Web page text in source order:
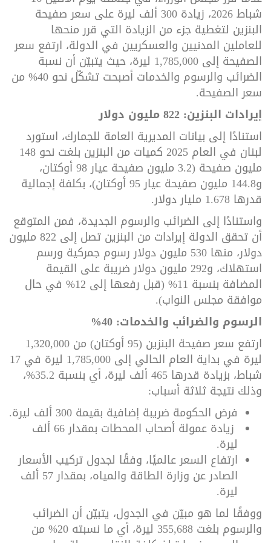
شباط 2026، زيادة 300 ألف ليرة على سعر صفيحة
البنزين لتغطية جزء من الزيادة التي قرر منحها
للعاملين المدنيين والعسكريين في الدولة، ارتفع سعر
الصفيحة إلى 1,785,000 ليرة، حيث يتبيّن أن نسبة
الضرائب والرسوم والخدمات أصبحت تشكّل نحو 40% من
سعر الصفيحة.
إيرادات البنزين: 822 مليون دولار
استنادًا إلى بيانات المديرية العامة للجمارك، استورد
لبنان في العام 2025 كميات من البنزين بلغت نحو 148
مليون صفيحة (3.2 مليون صفيحة عيار 98 أوكتان،
و144.8 مليون صفيحة عيار 95 أوكتان)، بكلفة إجمالية
قدرها 1.678 مليار دولار
.
واستنادًا إلى الضرائب والرسوم الجديدة، فمن المتوقع
أن تحقق الدولة إيرادات من البنزين تصل إلى 822 مليون
دولار، منها 530 مليون دولار رسوم جمركية ورسم
استهلاك، و292 مليون دولار ضريبة على القيمة
المضافة بنسبة 11% (قبل رفعها إلى 12% في حال
موافقة مجلس النواب).
الرسوم والضرائب والخدمات: 40%
ارتفع سعر صفيحة البنزين (95 أوكتان) من 1,320,000
ليرة في بداية العام الحالي إلى 1,785,000 ليرة في 17
شباط، بزيادة قدرها 465 ألف ليرة، أي بنسبة 35.2%،
وذلك نتيجة ثلاثة أسباب:
فرض الحكومة ضريبة إضافية بقيمة 300 ألف ليرة
.
زيادة عمولة أصحاب المحطات بمقدار 66 ألف
ليرة.
ارتفاع السعر عالميًا، وفقًا لجدول تركيب الأسعار
الصادر عن وزارة الطاقة والمياه، بمقدار 57 ألف
ليرة.
ووفقًا لما هو مبيّن في الجدول، يتبيّن أن الضرائب
والرسوم بلغت 355,688 ليرة، أي ما نسبته 20% من